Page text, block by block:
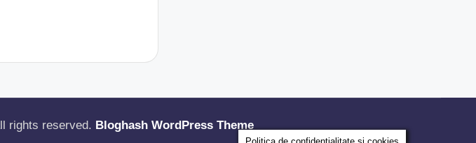
rights reserved. Bloghash WordPress Theme